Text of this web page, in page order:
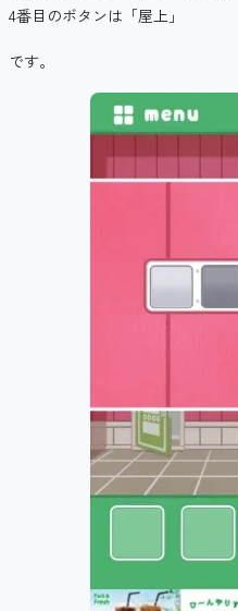
4番目のボタンは「屋上」
です。